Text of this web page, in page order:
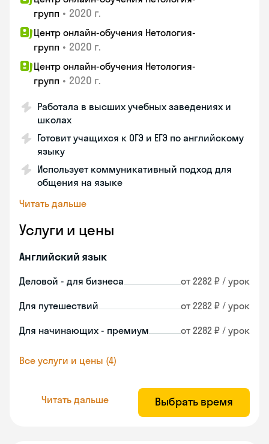
групп • 2020 г.
Центр онлайн-обучения Нетология-
групп • 2020 г.
Центр онлайн-обучения Нетология-
групп • 2020 г.
Работала в высших учебных заведениях и
школах
Готовит учащихся к ОГЭ и ЕГЭ по английскому
языку
Использует коммуникативный подход для
общения на языке
Читать дальше
Услуги и цены
Английский язык
Деловой - для бизнеса от 2282 ₽ / урок
Для путешествий от 2282 ₽ / урок
Для начинающих - премиум от 2282 ₽ / урок
Все услуги и цены (4)
Читать дальше Выбрать время